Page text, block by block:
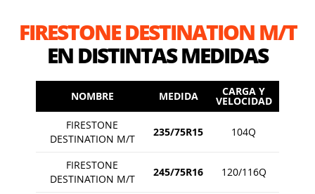
FIRESTONE DESTINATION M/T
EN DISTINTAS MEDIDAS
NOMBRE MEDIDA CARGA Y
VELOCIDAD
FIRESTONE
DESTINATION M/T
235/75R15 104Q
FIRESTONE
DESTINATION M/T
245/75R16 120/116Q